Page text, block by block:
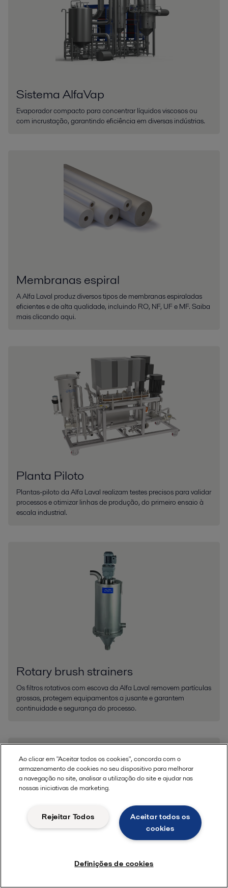
Sistema AlfaVap
Evaporador compacto para concentrar líquidos viscosos ou
com incrustação, garantindo eficiência em diversas indústrias.
Membranas espiral
A Alfa Laval produz diversos tipos de membranas espiraladas
eficientes e de alta qualidade, incluindo RO, NF, UF e MF. Saiba
mais clicando aqui.
Planta Piloto
Plantas-piloto da Alfa Laval realizam testes precisos para validar
processos e otimizar linhas de produção, do primeiro ensaio à
escala industrial.
Rotary brush strainers
Os filtros rotativos com escova da Alfa Laval removem partículas
grossas, protegem equipamentos a jusante e garantem
continuidade e segurança do processo.
Agitadores
Ao clicar em "Aceitar todos os cookies", concorda com o
armazenamento de cookies no seu dispositivo para melhorar
a navegação no site, analisar a utilização do site e ajudar nas
nossas iniciativas de marketing.
Aceitar todos os
cookies
Rejeitar Todos
Definições de cookies